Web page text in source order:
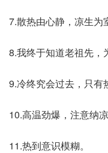
7.散热由心静，凉生为
8.我终于知道老祖先，
9.冷终究会过去，只有
10.高温劲爆，注意纳凉
11.热到意识模糊。